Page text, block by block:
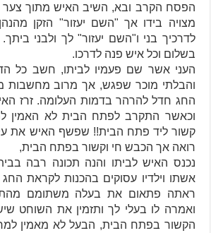
הפסח הקרב ובא, השיב האיש מתוך צער
מצויה בידו אך "השם יעזור" הזקן
לדרכיך בני ו"השם יעזור" לך ולבני
בשלום וכל איש פנה לדרכו.
העני אשר שם פעמיו לביתו, חשב כל
והבלתי מוכר שפגש, אך מרוב מחשבות
החג חדל להרהר בדמות העלומה. זרז
וכאשר התקרב לפתח הבית לא האמין
קשור ליד פתח הבית!! שפשף האיש את
רואה אך הכבש חי וקשור בפתח הבית,
נכנס האיש לביתו והנה תכונה רבה
אשתו וילדיו עסוקים בהכנות לקראת
ראתה פתאום את בעלה משתומם
ואמרה לו בעלי לך ותזמין את השוחט
הקשור בפתח הבית, הבעל לא מאמין